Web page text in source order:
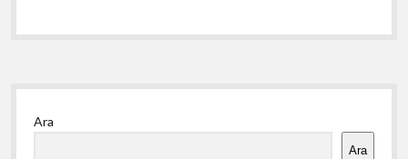
Yan
Menü
Ara
Ara